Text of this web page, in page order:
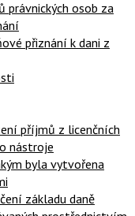
právnických osob za
přiznání k dani z
příjmů z licenčních
nástroje
byla vytvořena
základu daně